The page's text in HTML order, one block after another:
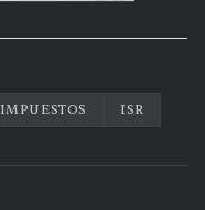
IMPUESTOS ISR